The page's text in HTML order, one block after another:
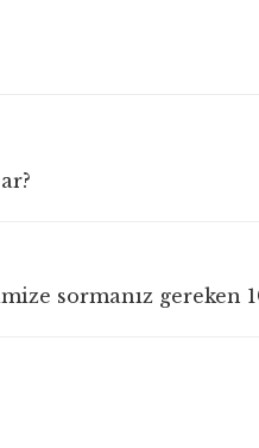
sormanız gereken